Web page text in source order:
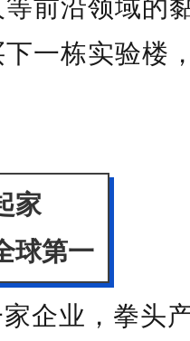
一栋实验楼
家
球第一
企业，拳头